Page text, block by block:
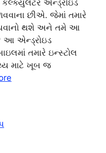
એન્ડ્રોઇડ
છીએ. જેમાં તમારે
થશે અને તમે આ
આ એન્ડ્રોઇડ
તમારે ઇન્સ્ટોલ
માટે ખૂબ જ